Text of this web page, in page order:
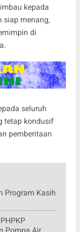
kepada
siap menang,
di
seluruh
tetap kondusif
pemberitaan
Program Kasih